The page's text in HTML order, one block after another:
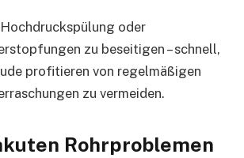
oder
zu beseitigen – schnell,
profitieren von regelmäßigen
zu vermeiden.
Rohrproblemen